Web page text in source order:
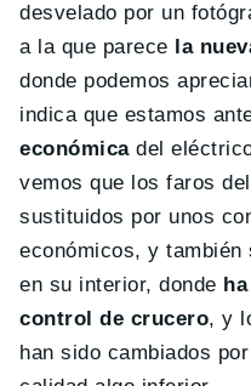
desvelado por un
a la que parece
la
donde podemos
indica que estamos
económicadel
vemos que los faros
sustituidos por unos
económicos, y también
en su interior, donde
control de crucero, y
han sido cambiados